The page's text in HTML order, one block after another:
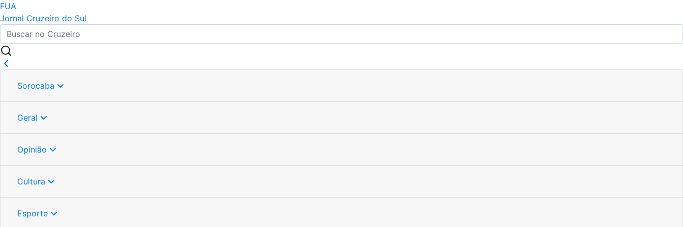
FUA
Jornal Cruzeiro do Sul
Sorocaba
Geral
Opinião
Cultura
Esporte